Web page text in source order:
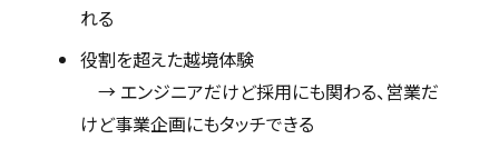
れる
役割を超えた越境体験
→ エンジニアだけど採用にも関わる、営業だ
けど事業企画にもタッチできる